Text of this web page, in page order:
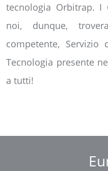
tecnologia Orbitrap.
noi, dunque,
competente,
Tecnologia presente
a tutti!